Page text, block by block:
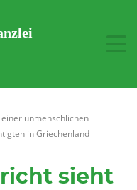
unmenschlichen
in Griechenland
sieht